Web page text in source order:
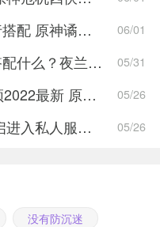
原神谲域战境阵容如何进行搭配 原神谲域战境阵容推荐 06/01
原神夜兰武器圣遗物如何搭配什么？夜兰武器圣遗物搭配推荐攻略 05/31
原神胡桃大战史莱姆3d视频2022最新 原神胡桃大战史莱姆3d视频完整版 05/26
原神私人服务器怎么开 开启进入私人服务器详细介绍 05/26
没有防沉迷